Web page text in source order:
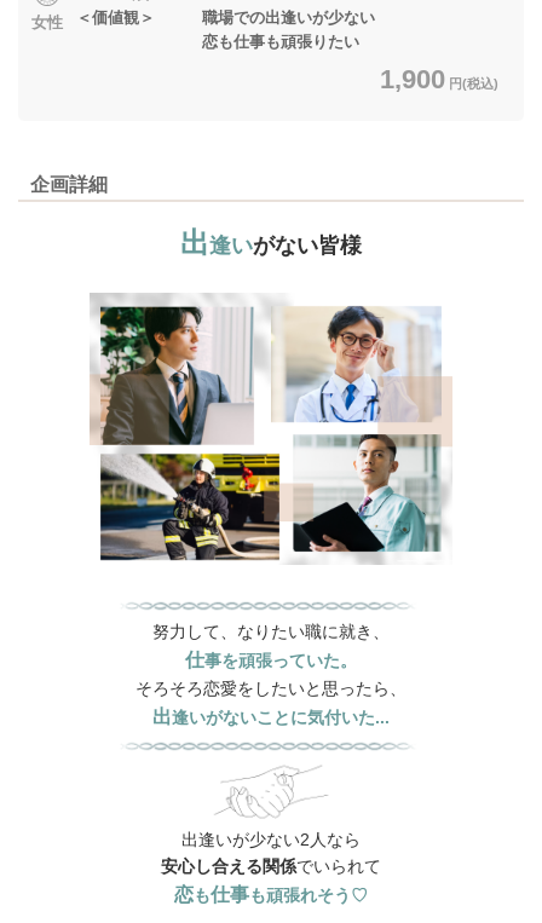
女性
＜価値観＞ 職場での出逢いが少ない
恋も仕事も頑張りたい
1,900 円(税込)
企画詳細
出逢いがない皆様
努力して、なりたい職に就き、
仕事を頑張っていた。
そろそろ恋愛をしたいと思ったら、
出逢いがないことに気付いた...
出逢いが少ない2人なら
安心し合える関係でいられて
恋も仕事も頑張れそう♡